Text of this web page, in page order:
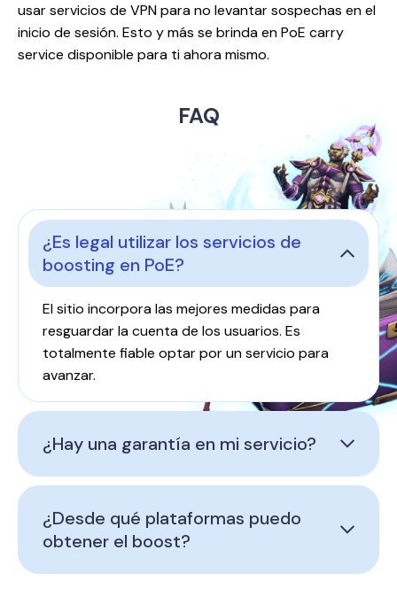
usar servicios de VPN para no levantar sospechas en el
inicio de sesión. Esto y más se brinda en PoE carry
service disponible para ti ahora mismo.
FAQ
¿Es legal utilizar los servicios de
boosting en PoE?
El sitio incorpora las mejores medidas para
resguardar la cuenta de los usuarios. Es
totalmente fiable optar por un servicio para
avanzar.
¿Hay una garantía en mi servicio?
¿Desde qué plataformas puedo
obtener el boost?